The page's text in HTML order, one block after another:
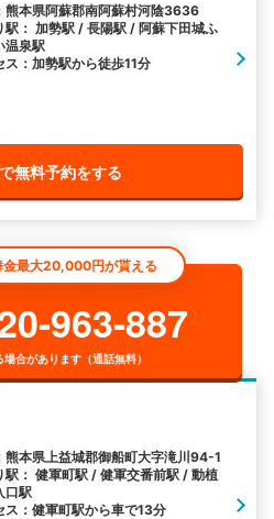
熊本県阿蘇郡南阿蘇村河陰3636
駅： 加勢駅 / 長陽駅 / 阿蘇下田城ふ
温泉駅
ス：加勢駅から徒歩11分
無料予約をする
金最大20,000円が貰える
963-887
合があります（通話無料）
熊本県上益城郡御船町大字滝川94-1
駅： 健軍町駅 / 健軍交番前駅 / 動植
口駅
ス：健軍町駅から車で13分